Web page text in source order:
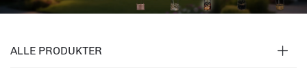
ALLE PRODUKTER